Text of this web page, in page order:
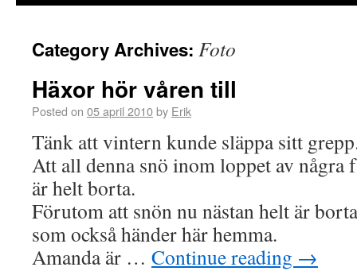
Category Archives: Foto
Häxor hör våren till
Posted on 05 april 2010by Erik
Tänk att vintern kunde släppa sitt
Att all denna snö inom loppet av några
är helt borta.
Förutom att snön nu nästan helt är
som också händer här hemma.
Amanda är … Continue reading →